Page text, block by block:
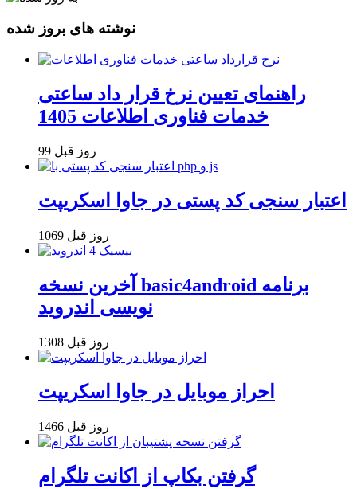
نوشته های بروز شده
راهنمای تعیین نرخ قرار داد ساعتی
خدمات فناوری اطلاعات 1405
99 روز قبل
اعتبار سنجی کد پستی در جاوا اسکریپت
1069 روز قبل
آخرین نسخه basic4android برنامه
نویسی اندروید
1308 روز قبل
احراز موبایل در جاوا اسکریپت
1466 روز قبل
گرفتن بکاپ از اکانت تلگرام